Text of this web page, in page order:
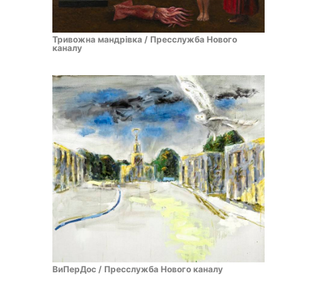
Тривожна мандрівка / Пресслужба Нового
каналу
ВиПерДос / Пресслужба Нового каналу